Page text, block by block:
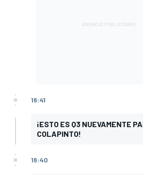
16:41
¡ESTO ES Q3 NUEVAMENTE
COLAPINTO!
16:40